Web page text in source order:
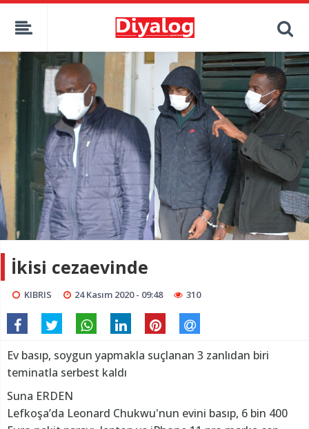
İkisi cezaevinde
KIBRIS 24 Kasım 2020 - 09:48 310
Ev basıp, soygun yapmakla suçlanan 3 zanlıdan biri
teminatla serbest kaldı
Suna ERDEN
Lefkoşa’da Leonard Chukwu'nun evini basıp, 6 bin 400